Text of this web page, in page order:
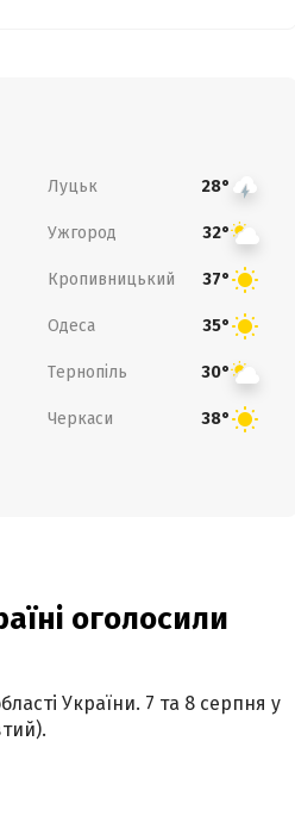
Луцьк 28°
Ужгород 32°
Кропивницький 37°
Одеса 35°
Тернопіль 30°
Черкаси 38°
оголосили
України. 7 та 8 серпня у